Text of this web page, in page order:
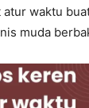
waktu
muda